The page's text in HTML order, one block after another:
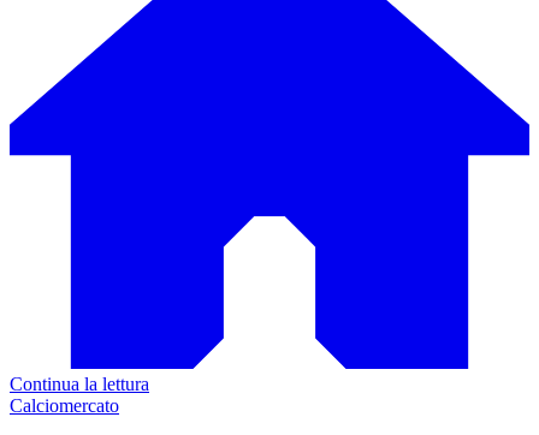
Continua la lettura
Calciomercato